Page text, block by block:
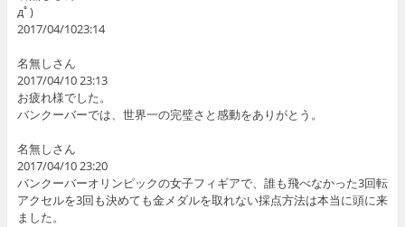
дﾟ)
2017/04/1023:14
名無しさん
2017/04/10 23:13
お疲れ様でした。
バンクーバーでは、世界一の完璧さと感動をありがとう。
名無しさん
2017/04/10 23:20
バンクーバーオリンピックの女子フィギアで、誰も飛べなかった3回転
アクセルを3回も決めても金メダルを取れない採点方法は本当に頭に来
ました。